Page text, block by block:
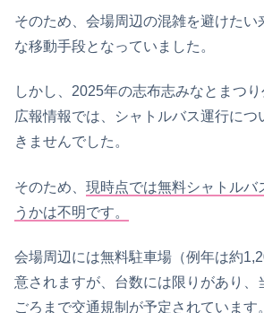
そのため、会場周辺の混雑を避けたい
な移動手段となっていました。
しかし、2025年の志布志みなとまつ
広報情報では、シャトルバス運行につ
きませんでした。
そのため、 現時点では無料シャトルバ
うかは不明です。
会場周辺には無料駐車場（例年は約
意されますが、台数には限りがあり、
ごろまで交通規制が予定されています。